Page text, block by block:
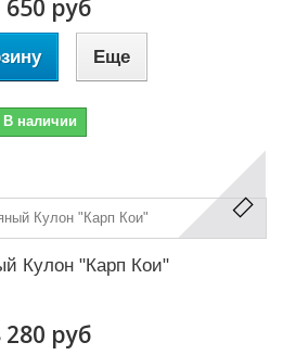
650 руб
Еще
В наличии
Кулон "Карп Кои"
280 руб